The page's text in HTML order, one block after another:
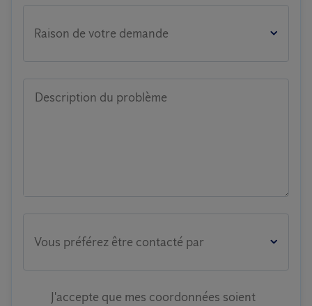
Raison de votre demande
Description du problème
Vous préférez être contacté par
J'accepte que mes coordonnées soient